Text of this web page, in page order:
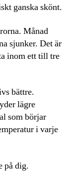
ganska skönt.
Månad
sjunker. Det är
inom ett till tre
bättre.
lägre
som börjar
i varje
på dig.